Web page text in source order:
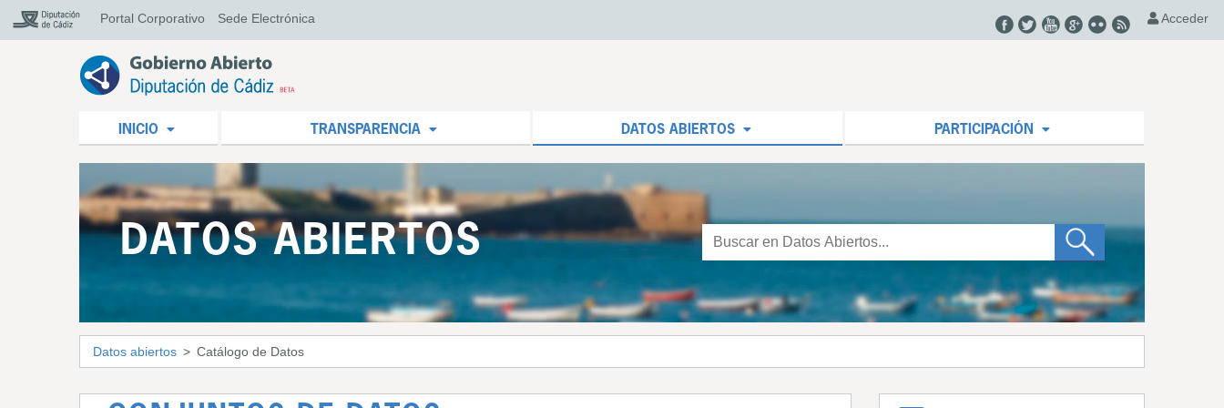
Portal Corporativo Sede Electrónica Acceder
INICIO TRANSPARENCIA DATOS ABIERTOS PARTICIPACIÓN
DATOS ABIERTOS
Datos abiertos Catálogo de Datos